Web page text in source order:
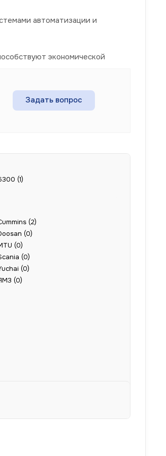
автоматизации и
экономической
Задать вопрос
(1)
(2)
(0)
(0)
(0)
(0)
(0)